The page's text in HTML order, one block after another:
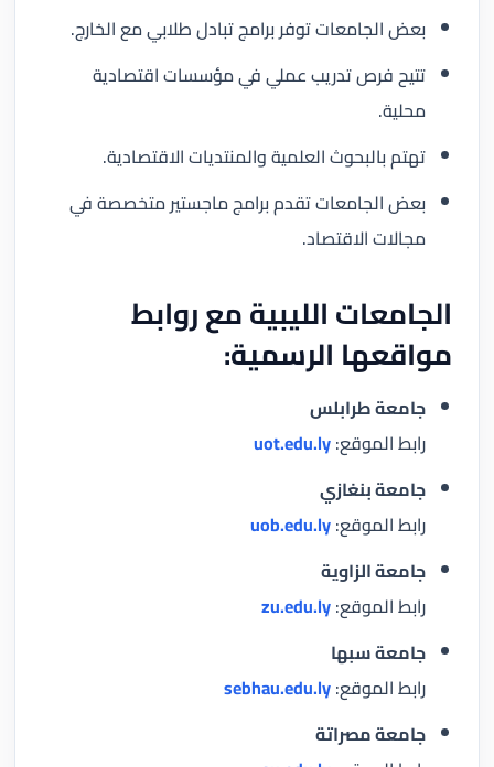
بعض الجامعات توفر برامج تبادل طلابي مع الخارج.
تتيح فرص تدريب عملي في مؤسسات اقتصادية
محلية.
تهتم بالبحوث العلمية والمنتديات الاقتصادية.
بعض الجامعات تقدم برامج ماجستير متخصصة في
مجالات الاقتصاد.
الجامعات الليبية مع روابط
مواقعها الرسمية:
جامعة طرابلس
رابط الموقع:uot.edu.ly
جامعة بنغازي
رابط الموقع:uob.edu.ly
جامعة الزاوية
رابط الموقع:zu.edu.ly
جامعة سبها
رابط الموقع:sebhau.edu.ly
جامعة مصراتة